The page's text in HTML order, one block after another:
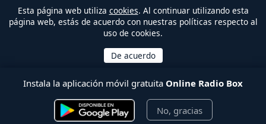
Esta página web utiliza cookies. Al continuar utilizando esta
página web, estás de acuerdo con nuestras políticas respecto al
uso de cookies.
Instala la aplicación móvil gratuita Online Radio Box
No, gracias